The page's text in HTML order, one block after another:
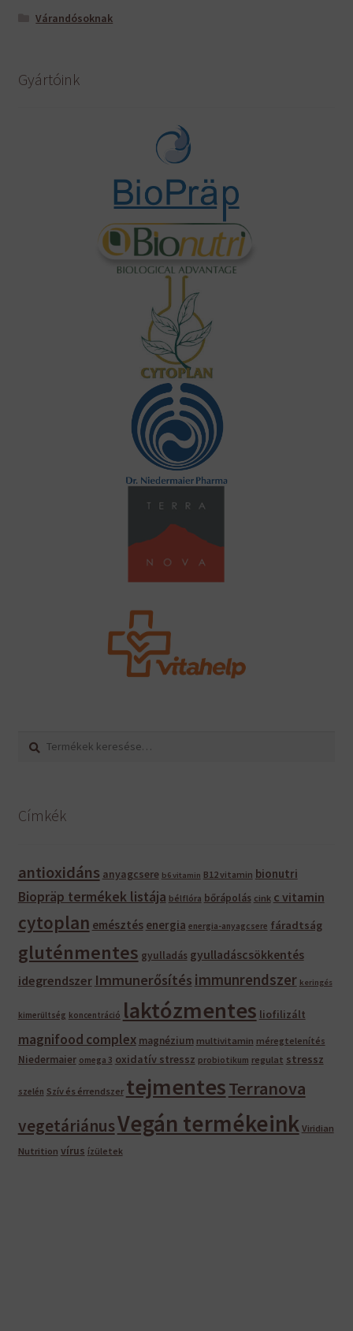
Várandósoknak
Gyártóink
Címkék
antioxidáns anyagcsere b6 vitamin B12 vitamin bionutri
Biopräp termékek listája bélflóra bőrápolás cink c vitamin
cytoplan emésztés energia energia-anyagcsere fáradtság
gluténmentes gyulladás gyulladáscsökkentés
idegrendszer Immunerősítés immunrendszer keringés
kimerültség koncentráció laktózmentes liofilizált
magnifood complex magnézium multivitamin méregtelenítés
Niedermaier omega 3 oxidatív stressz probiotikum regulat stressz
szelén Szív és érrendszer tejmentesTerranova
vegetáriánusVegán termékeink Viridian
Nutrition vírus ízületek